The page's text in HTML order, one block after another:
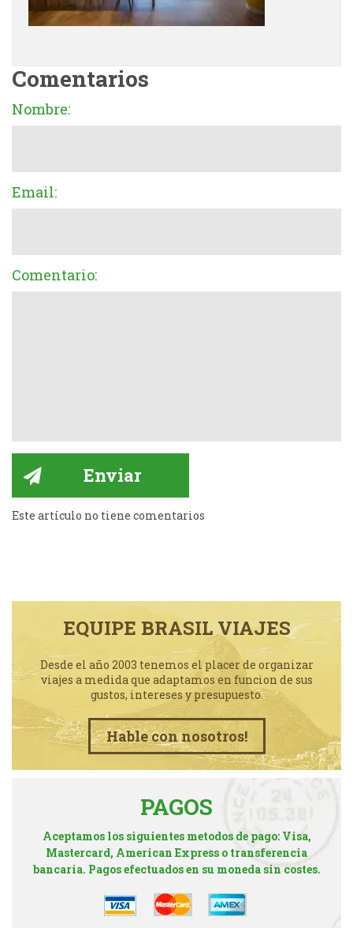
Comentarios
Nombre:
Email:
Comentario:
Este artículo no tiene comentarios
EQUIPE BRASIL VIAJES
Desde el año 2003 tenemos el placer de organizar
viajes a medida que adaptamos en funcion de sus
gustos, intereses y presupuesto.
Hable con nosotros!
PAGOS
Aceptamos los siguientes metodos de pago: Visa,
Mastercard, American Express o transferencia
bancaria. Pagos efectuados en su moneda sin costes.